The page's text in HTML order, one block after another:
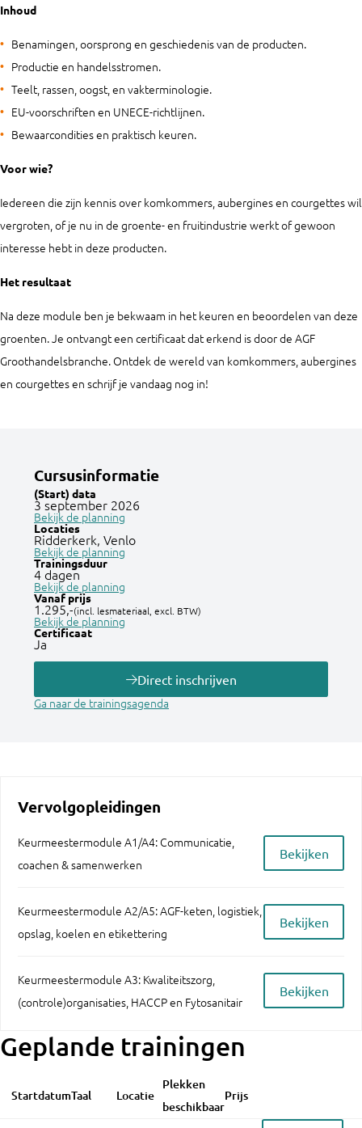
Inhoud
Benamingen, oorsprong en geschiedenis van de producten.
Productie en handelsstromen.
Teelt, rassen, oogst, en vakterminologie.
EU-voorschriften en UNECE-richtlijnen.
Bewaarcondities en praktisch keuren.
Voor wie?
Iedereen die zijn kennis over komkommers, aubergines en courgettes wil
vergroten, of je nu in de groente- en fruitindustrie werkt of gewoon
interesse hebt in deze producten.
Het resultaat
Na deze module ben je bekwaam in het keuren en beoordelen van deze
groenten. Je ontvangt een certificaat dat erkend is door de AGF
Groothandelsbranche. Ontdek de wereld van komkommers, aubergines
en courgettes en schrijf je vandaag nog in!
Cursusinformatie
(Start) data
3 september 2026
Bekijk de planning
Locaties
Ridderkerk, Venlo
Bekijk de planning
Trainingsduur
4 dagen
Bekijk de planning
Vanaf prijs
1.295,-(incl. lesmateriaal, excl. BTW)
Bekijk de planning
Certificaat
Ja
Direct inschrijven
Ga naar de trainingsagenda
Vervolgopleidingen
Keurmeestermodule A1/A4: Communicatie,
coachen & samenwerken
Bekijken
Keurmeestermodule A2/A5: AGF-keten, logistiek,
opslag, koelen en etikettering
Bekijken
Keurmeestermodule A3: Kwaliteitszorg,
(controle)organisaties, HACCP en Fytosanitair
Bekijken
Geplande trainingen
StartdatumTaal Locatie
Plekken
beschikbaar
Prijs